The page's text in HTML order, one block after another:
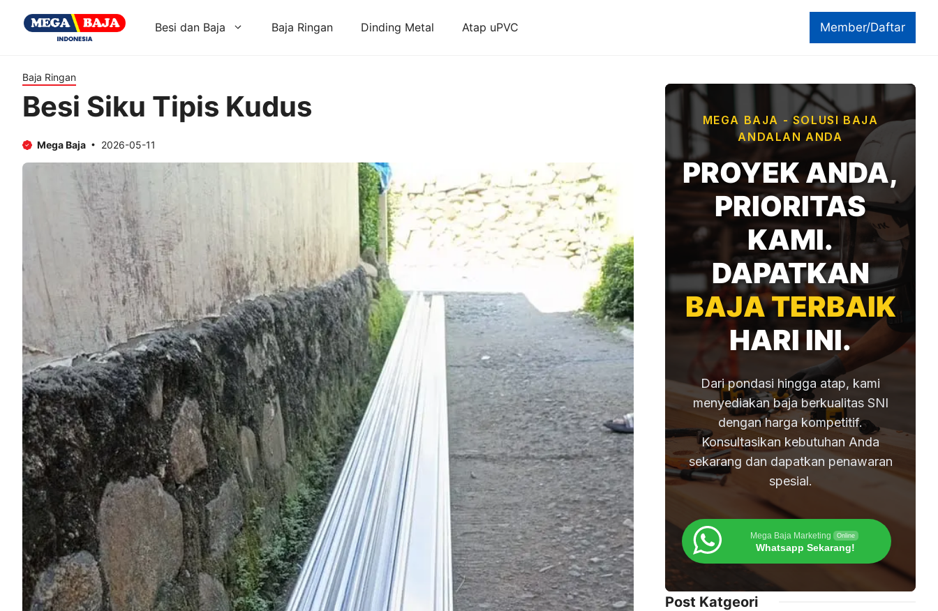
Member/Daftar
Besi dan Baja Baja Ringan Dinding Metal Atap uPVC
Baja Ringan
Besi Siku Tipis Kudus
Mega Baja 2026-05-11
MEGA BAJA - SOLUSI BAJA
ANDALAN ANDA
PROYEK ANDA,
PRIORITAS
KAMI.
DAPATKAN
BAJA TERBAIK
HARI INI.
Dari pondasi hingga atap, kami
menyediakan baja berkualitas SNI
dengan harga kompetitif.
Konsultasikan kebutuhan Anda
sekarang dan dapatkan penawaran
spesial.
Mega Baja Marketing Online
Whatsapp Sekarang!
Post Katgeori